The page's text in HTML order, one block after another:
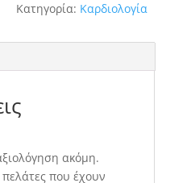
Κατηγορία: Καρδιολογία
ακόμη.
που έχουν